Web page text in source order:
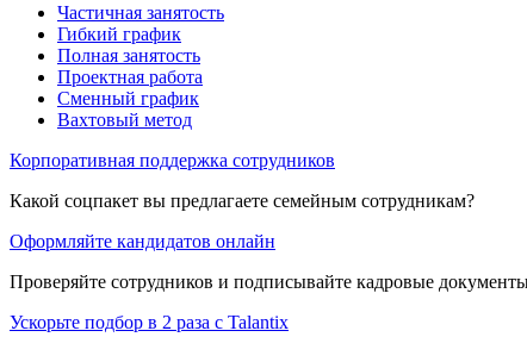
Частичная занятость
Гибкий график
Полная занятость
Проектная работа
Сменный график
Вахтовый метод
Корпоративная поддержка сотрудников
Какой соцпакет вы предлагаете семейным сотрудникам?
Оформляйте кандидатов онлайн
Проверяйте сотрудников и подписывайте кадровые
Ускорьте подбор в 2 раза с Talantix